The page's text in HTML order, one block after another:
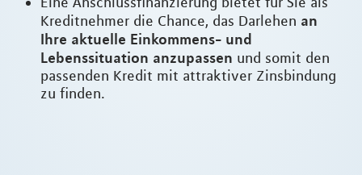
Kreditnehmer die Chance, das Darlehen an
Ihre aktuelle Einkommens- und
Lebenssituation anzupassen und somit den
passenden Kredit mit attraktiver Zinsbindung
zu finden.